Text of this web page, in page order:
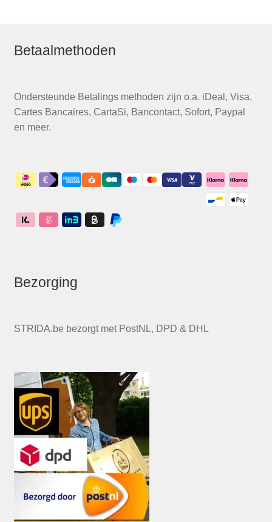
Betaalmethoden
Ondersteunde Betalings methoden zijn o.a. iDeal, Visa,
Cartes Bancaires, CartaSi, Bancontact, Sofort, Paypal
en meer.
Bezorging
STRIDA.be bezorgt met PostNL, DPD & DHL